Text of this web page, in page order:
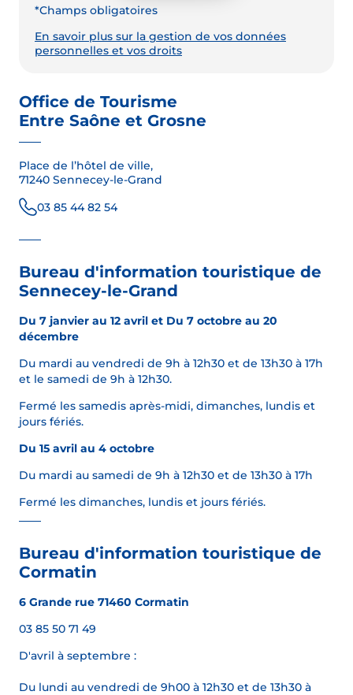
Office de Tourisme
Entre Saône et Grosne
Place de l’hôtel de ville,
71240 Sennecey-le-Grand
03 85 44 82 54
Bureau d'information touristique de
Sennecey-le-Grand
Du 7 janvier au 12 avril et Du 7 octobre au 20
décembre
Du mardi au vendredi de 9h à 12h30 et de 13h30 à 17h
et le samedi de 9h à 12h30.
Fermé les samedis après-midi, dimanches, lundis et
jours fériés.
Du 15 avril au 4 octobre
Du mardi au samedi de 9h à 12h30 et de 13h30 à 17h
Fermé les dimanches, lundis et jours fériés.
Bureau d'information touristique de
Cormatin
6 Grande rue 71460 Cormatin
03 85 50 71 49
D'avril à septembre :
Du lundi au vendredi de 9h00 à 12h30 et de 13h30 à
*Champs obligatoires
En savoir plus sur la gestion de vos données
personnelles et vos droits